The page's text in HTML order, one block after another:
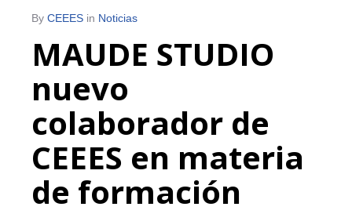
By CEEES in Noticias
MAUDE STUDIO
nuevo
colaborador de
CEEES en materia
de formación